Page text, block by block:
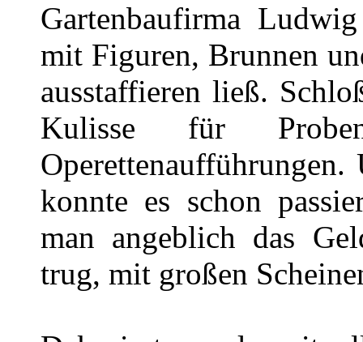
Gartenbaufirma
mit Figuren, Brunnen
ausstaffieren ließ.
Kulisse für
konnte es schon
man angeblich das
trug, mit großen